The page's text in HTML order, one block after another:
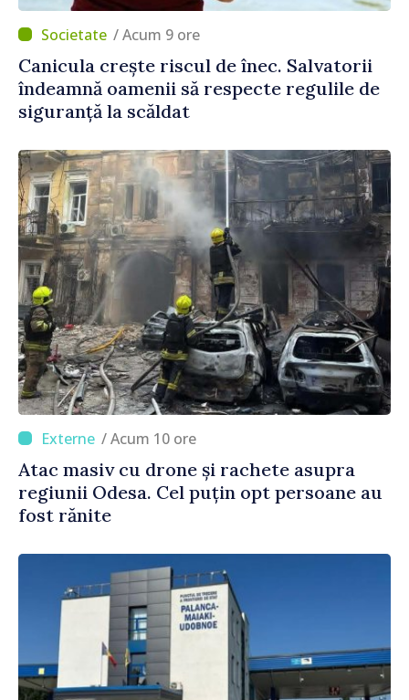
/ Acum 9 ore
Canicula crește riscul de înec. Salvatorii
îndeamnă oamenii să respecte regulile de
siguranță la scăldat
/ Acum 10 ore
Atac masiv cu drone și rachete asupra
regiunii Odesa. Cel puțin opt persoane au
fost rănite